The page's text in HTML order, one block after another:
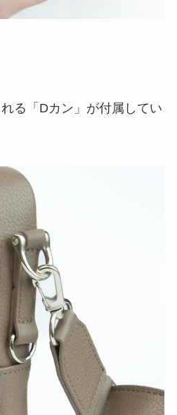
る「Dカン」が付属してい